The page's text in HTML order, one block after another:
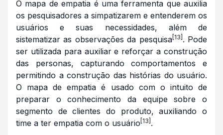
O mapa de empatia é uma ferramenta que auxilia
os pesquisadores a simpatizarem e entenderem os
usuários e suas necessidades, além de
sistematizar as observações da pesquisa [13] . Pode
ser utilizada para auxiliar e reforçar a construção
das personas, capturando comportamentos e
permitindo a construção das histórias do usuário.
O mapa de empatia é usado com o intuito de
preparar o conhecimento da equipe sobre o
segmento de clientes do produto, auxiliando o
time a ter empatia com o usuário [13] .